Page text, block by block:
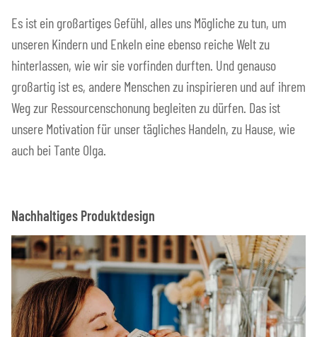
Es ist ein großartiges Gefühl, alles uns Mögliche zu tun, um
unseren Kindern und Enkeln eine ebenso reiche Welt zu
hinterlassen, wie wir sie vorfinden durften. Und genauso
großartig ist es, andere Menschen zu inspirieren und auf ihrem
Weg zur Ressourcenschonung begleiten zu dürfen. Das ist
unsere Motivation für unser tägliches Handeln, zu Hause, wie
auch bei Tante Olga.
Nachhaltiges Produktdesign